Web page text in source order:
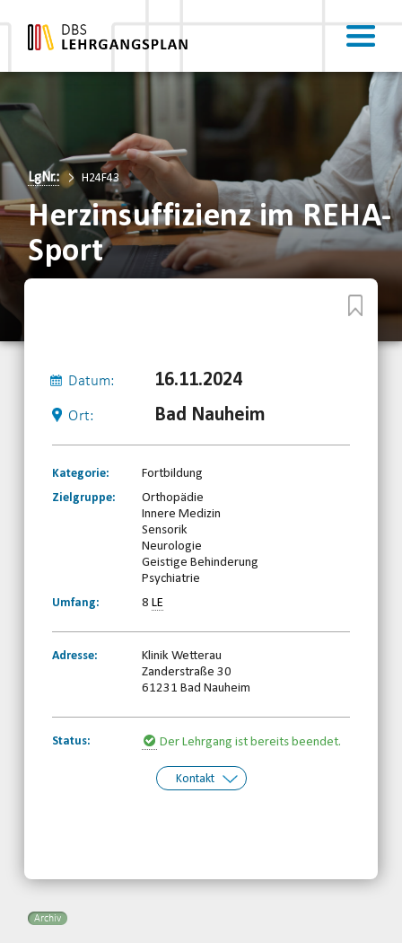
LgNr.: H24F43
Herzinsuffizienz im REHA-
Sport
Datum: 16.11.2024
Ort: Bad Nauheim
Kategorie:
Fortbildung
Zielgruppe:
Orthopädie
Innere Medizin
Sensorik
Neurologie
Geistige Behinderung
Psychiatrie
Umfang:
8LE
Adresse:
Klinik Wetterau
Zanderstraße 30
61231 Bad Nauheim
Status: Der Lehrgang ist bereits beendet.
Kontakt
Archiv